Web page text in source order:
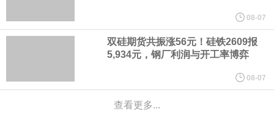
稳定的三大有利因素带动下，预期第3季度营运将优于第2季度，并
进一步扩大全年营运成果。
美国国会预算办公室（CBO）于当地时间5日发布报告称，美国海军
计划建造的15艘核动力“特朗普级”（Trump-class）战列舰，从研发
08-07
双硅期货共振涨56元！硅铁2609报
5,934元，钢厂利润与开工率博弈
08-07
查看更多...